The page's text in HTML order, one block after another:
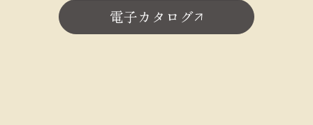
電子カタログ